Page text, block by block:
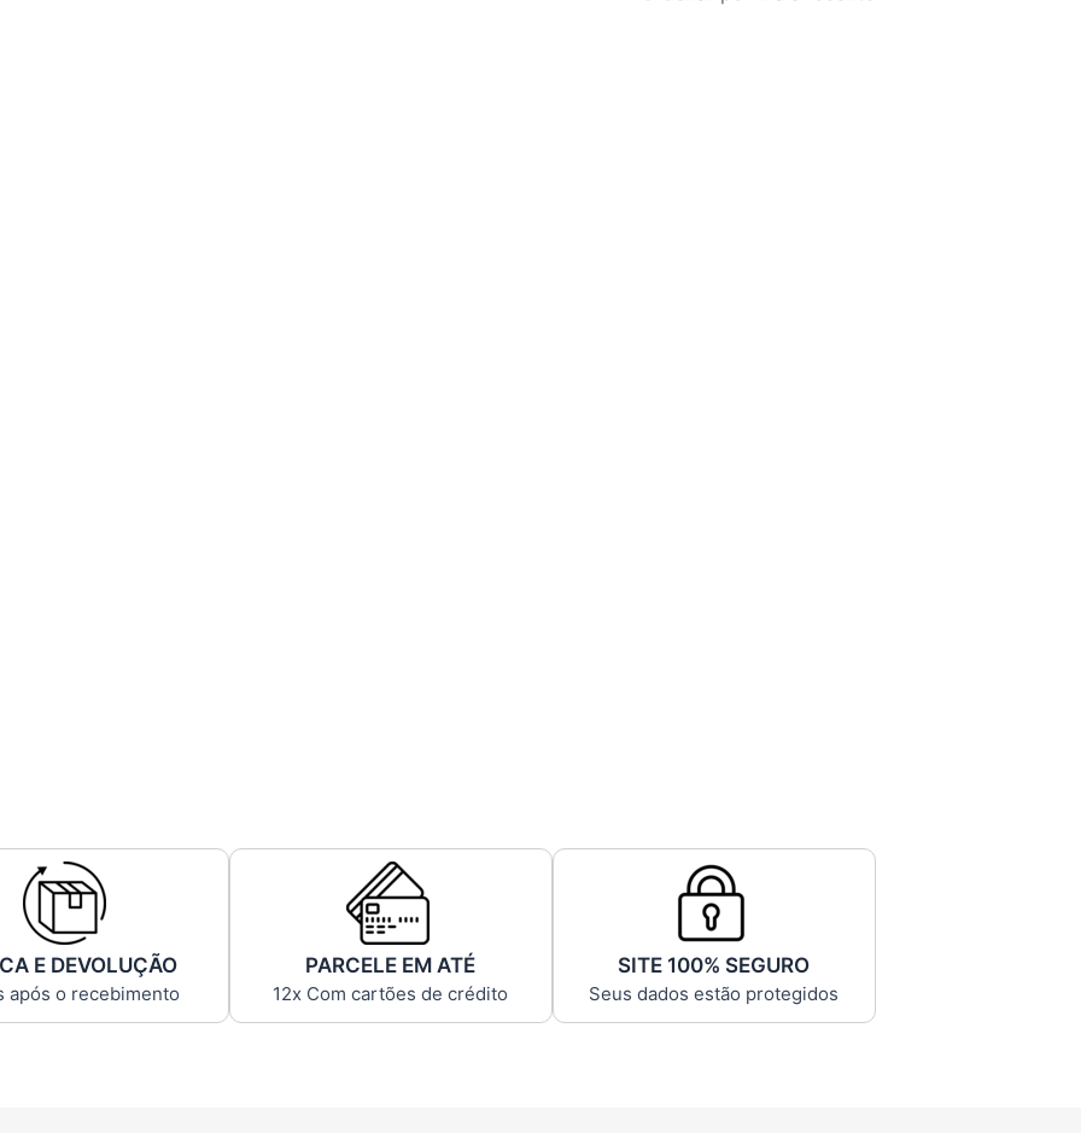
E DEVOLUÇÃO
após o recebimento
PARCELE EM ATÉ
12x Com cartões de crédito
SITE 100% SEGURO
Seus dados estão protegidos